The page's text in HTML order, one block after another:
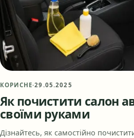
КОРИСНЕ·29.05.2025
Як почистити салон
своїми руками
Дізнайтесь, як самостійно